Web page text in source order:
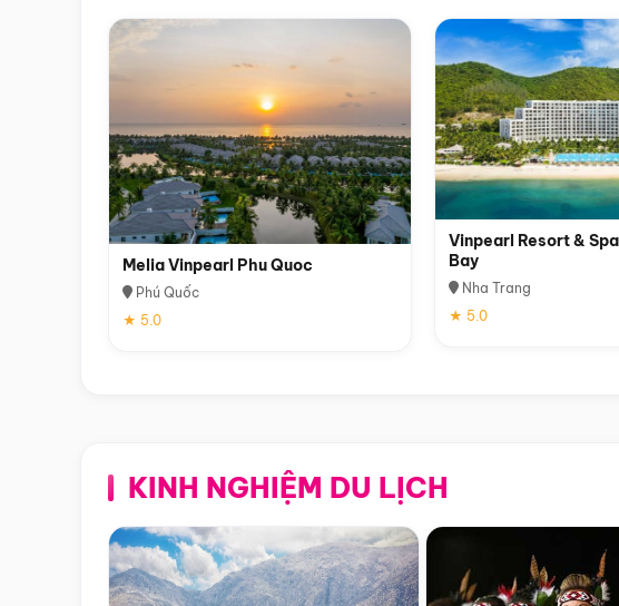
Melia Vinpearl Phu Quoc
Phú Quốc
★ 5.0
Vinpearl Resort &
Bay
Nha Trang
★ 5.0
KINH NGHIỆM DU LỊCH